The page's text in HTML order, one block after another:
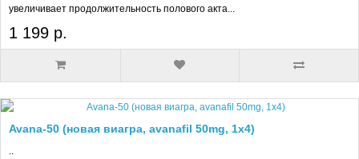
увеличивает продолжительность полового акта...
1 199 р.
Avana-50 (новая виагра, avanafil 50mg, 1x4)
..